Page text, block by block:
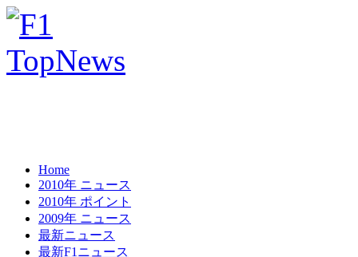
Home
2010年 ニュース
2010年 ポイント
2009年 ニュース
最新ニュース
最新F1ニュース